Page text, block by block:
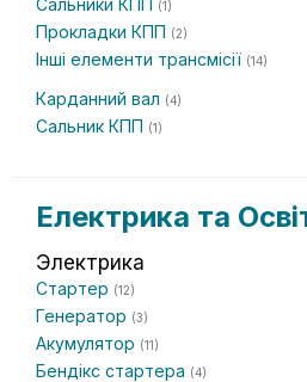
Сальники КПП (1)
Прокладки КПП (2)
Інші елементи трансмісії (14)
Карданний вал (4)
Сальник КПП (1)
Електрика та
Электрика
Стартер (12)
Генератор (3)
Акумулятор (11)
Бендікс стартера (4)